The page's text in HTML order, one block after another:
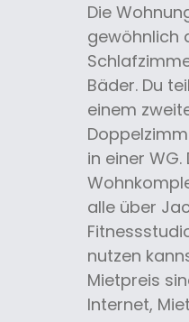
Die
gewöhnlich
Bäder. Du
einem
in einer WG.
alle über
nutzen
Mietpreis
Internet,